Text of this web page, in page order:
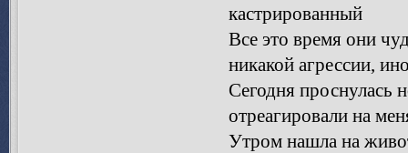
кастрированный
Все это время они
никакой агрессии,
Сегодня проснулась
отреагировали на
Утром нашла на